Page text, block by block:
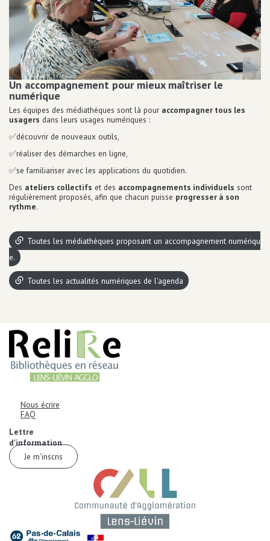
Equipements numériques
Prêt de liseuse
Impression / Photocopie
Ecrivain public
Espaces de travail
Point détente
Equipements bébé
Ludothèque
Grainothèque
Boîtes de retour 24h/24
Portage à domicile
Tous les services
Infos
Un accompagnement pour mieux maîtriser le
numérique
Les équipes des médiathèques sont là pour accompagner tous les
usagers dans leurs usages numériques :
✅découvrir de nouveaux outils,
✅réaliser des démarches en ligne,
✅se familiariser avec les applications du quotidien.
Des ateliers collectifs et des accompagnements individuels sont
régulièrement proposés, afin que chacun puisse progresser à son
rythme.
Toutes les médiathèques proposant un accompagnement numériqu
e.
Toutes les actualités numériques de l'agenda
AUTRES INFORMATIONS ET MENTIONS LÉGALES
Corps
Informations de contact
Nous écrire
FAQ
Corps
Lettre
d'information
Je m'inscris